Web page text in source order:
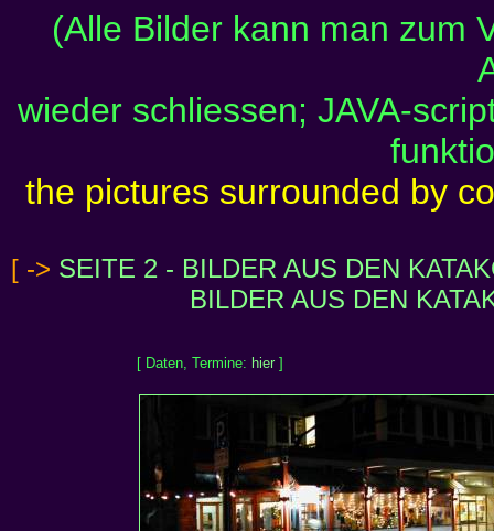
(Alle Bilder kann man zum
wieder schliessen; JAVA-
the pictures surrounded by
[ -> SEITE 2 - BILDER AUS DEN
BILDER AUS DEN
[ Daten, Termine: hier]